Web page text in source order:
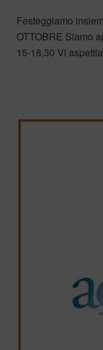
Festeggiamo
OTTOBRE Siamo
15-18,30 Vi